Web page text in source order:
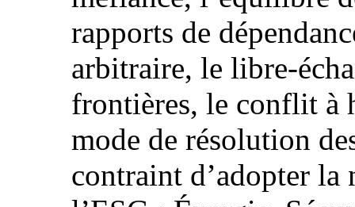
rapports de
arbitraire, le libre-
frontières, le conflit à
mode de résolution
contraint d’adopter